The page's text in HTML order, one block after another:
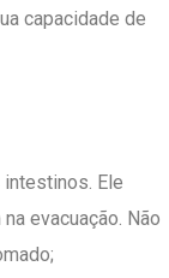
capacidade de
Ele
evacuação. Não